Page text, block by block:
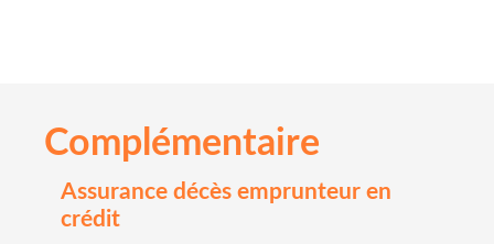
Complémentaire
Assurance décès emprunteur en
crédit